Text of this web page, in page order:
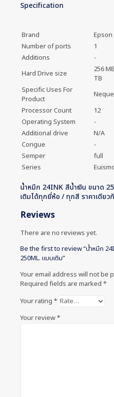
Specification
Brand
Epson
Number of ports
1
Additions
-
Hard Drive size
256
TB
Specific Uses For
Product
Processor Count
12
Operating System
-
Additional drive
N/A
Congue
-
Semper
full
Series
น้ำหมึก 24INK สีน้ำเงิน ขนาด
เติมได้ทุกยี่ห้อ / ทุกสี ราคาเดียว
Reviews
There are no reviews yet.
Be the first to review “น้ำหมึก
250ML. แบบเติม”
Your email address will not be
Required fields are marked *
Your rating *
Your review*